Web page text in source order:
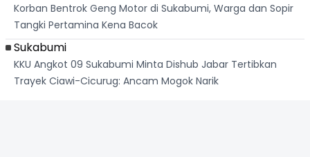
Korban Bentrok Geng Motor di Sukabumi, Warga dan Sopir
Tangki Pertamina Kena Bacok
Sukabumi
KKU Angkot 09 Sukabumi Minta Dishub Jabar Tertibkan
Trayek Ciawi-Cicurug: Ancam Mogok Narik